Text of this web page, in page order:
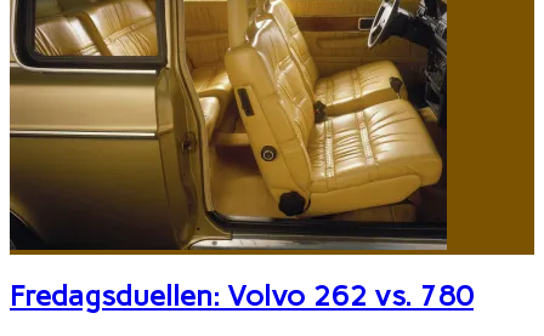
Fredagsduellen: Volvo 262 vs. 780